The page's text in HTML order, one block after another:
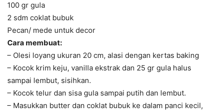
100 gr gula
2 sdm coklat bubuk
Pecan/ mede untuk decor
Cara membuat:
– Olesi loyang ukuran 20 cm, alasi dengan kertas baking
– Kocok krim keju, vanilla ekstrak dan 25 gr gula halus
sampai lembut, sisihkan.
– Kocok telur dan sisa gula sampai putih dan lembut.
– Masukkan butter dan coklat bubuk ke dalam panci kecil,